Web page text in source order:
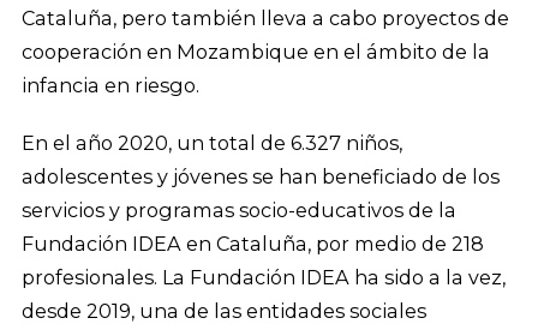
Cataluña, pero también lleva a cabo proyectos de
cooperación en Mozambique en el ámbito de la
infancia en riesgo.
En el año 2020, un total de 6.327 niños,
adolescentes y jóvenes se han beneficiado de los
servicios y programas socio-educativos de la
Fundación IDEA en Cataluña, por medio de 218
profesionales. La Fundación IDEA ha sido a la vez,
desde 2019, una de las entidades sociales